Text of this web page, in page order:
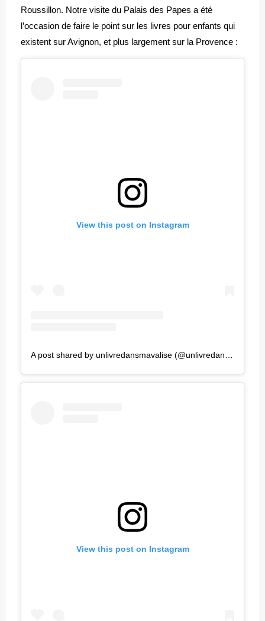
Roussillon. Notre visite du Palais des Papes a été
l’occasion de faire le point sur les livres pour enfants qui
existent sur Avignon, et plus largement sur la Provence :
View this post on Instagram
A post shared by unlivredansmavalise (@unlivredansmavalise)
View this post on Instagram